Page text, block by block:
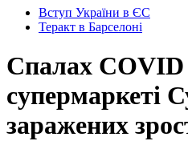
Вступ України в ЄС
Теракт в Барселоні
Спалах COVID
супермаркеті
заражених